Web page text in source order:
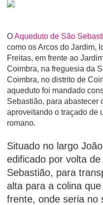
OAqueduto de São
como os Arcos do Jardim,
Freitas, em frente ao
Coimbra, na freguesia da
Coimbra, no distrito de
aqueduto foi mandado
Sebastião, para abastecer
aproveitando o traçado de
romano.
Situado no largo
edificado por volta
Sebastião, para
alta para a colina
frente, onde seria no